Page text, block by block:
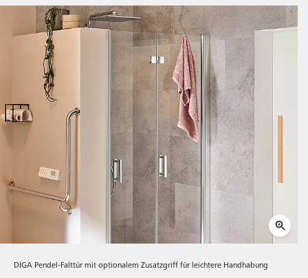
DIGA Pendel-Falttür mit optionalem Zusatzgriff für leichtere Handhabung